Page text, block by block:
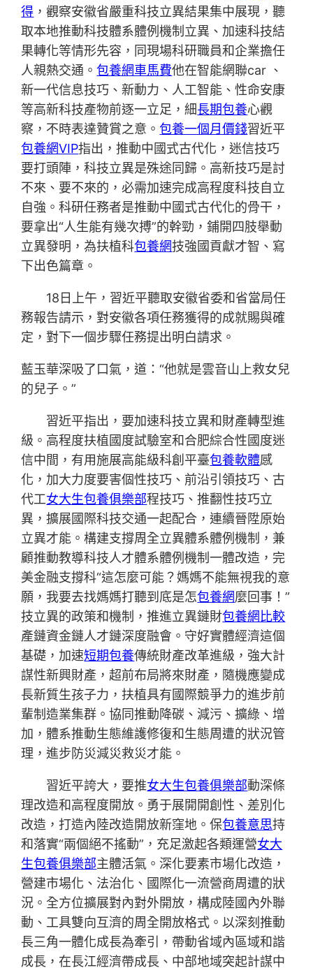
得 ，觀察安徽省嚴重科技立異結果集中展現，聽
取本地推動科技體系體例機制立異、加速科技結
果轉化等情形先容，同現場科研職員和企業擔任
人親熱交通。包養網車馬費他在智能網聯car 、
新一代信息技巧、新動力、人工智能、性命安康
等高新科技產物前逐一立足，細長期包養心觀
察，不時表達贊賞之意。包養一個月價錢習近平
包養網VIP指出，推動中國式古代化，迷信技巧
要打頭陣，科技立異是殊途同歸。高新技巧是討
不來、要不來的，必需加速完成高程度科技自立
自強。科研任務者是推動中國式古代化的骨干，
要拿出“人生能有幾次搏”的幹勁，鋪開四肢舉動
立異發明，為扶植科包養網技強國貢獻才智、寫
下出色篇章。
18日上午，習近平聽取安徽省委和省當局任
務報告請示，對安徽各項任務獲得的成就賜與確
定，對下一個步驟任務提出明白請求。
藍玉華深吸了口氣，道：“他就是雲音山上救女兒
的兒子。”
習近平指出，要加速科技立異和財產轉型進
級。高程度扶植國度試驗室和合肥綜合性國度迷
信中間，有用施展高能級科創平臺包養軟體感
化，加大力度要害個性技巧、前沿引領技巧、古
代工女大生包養俱樂部程技巧、推翻性技巧立
異，擴展國際科技交通一起配合，連續晉陞原始
立異才能。構建支撐周全立異體系體例機制，兼
顧推動教導科技人才體系體例機制一體改造，完
美金融支撐科“這怎麼可能？媽媽不能無視我的意
願，我要去找媽媽打聽到底是怎包養網麼回事！”
技立異的政策和機制，推進立異鏈財包養網比較
產鏈資金鏈人才鏈深度融會。守好實體經濟這個
基礎，加速短期包養傳統財產改革進級，強大計
謀性新興財產，超前布局將來財產，隨機應變成
長新質生孩子力，扶植具有國際競爭力的進步前
輩制造業集群。協同推動降碳、減污、擴綠、增
加，體系推動生態維護修復和生態周遭的狀況管
理，進步防災減災救災才能。
習近平誇大，要推女大生包養俱樂部動深條
理改造和高程度開放。勇于展開開創性、差別化
改造，打造內陸改造開放新窪地。保包養意思持
和落實“兩個絕不搖動”，充足激起各類運營女大
生包養俱樂部主體活氣。深化要素市場化改造，
營建市場化、法治化、國際化一流營商周遭的狀
況。全方位擴展對內對外開放，構成陸國內外聯
動、工具雙向互濟的周全開放格式。以深刻推動
長三角一體化成長為牽引，帶動省域內區域和諧
成長，在長江經濟帶成長、中部地域突起計謀中